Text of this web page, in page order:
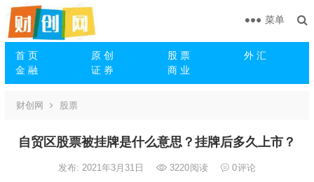
首 页 原 创 股 票
外 汇
金 融
证 券 商 业
菜单
财创网 股票
自贸区股票被挂牌是什么意思？挂牌后多久上市？
发布: 2021年3月31日 3220阅读 0评论